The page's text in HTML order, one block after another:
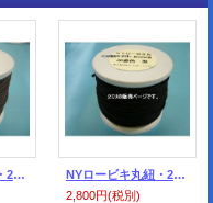
NYロービキ丸紐・2ミリ (７)濃茶 約50Mボビン巻
NYロービキ丸紐・2ミリ (30)黒 約50Mボビン巻
2,800円(税別)